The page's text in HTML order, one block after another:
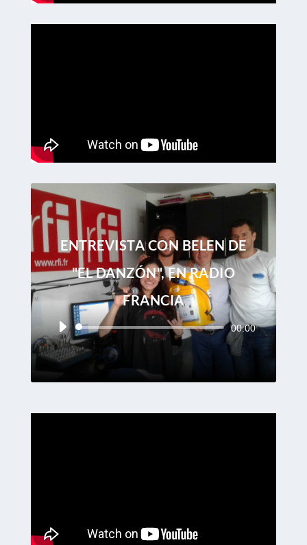
ENTREVISTA CON BELEN DE
"EL DANZÓN", EN RADIO
FRANCIA
Reproductor
de
00:00